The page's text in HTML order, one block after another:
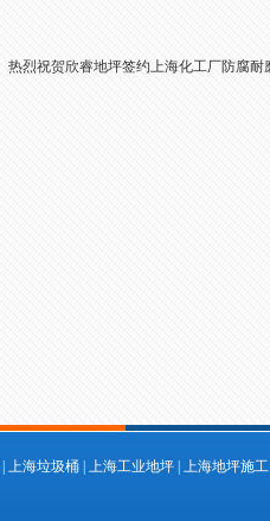
热烈祝贺欣睿地坪签约上海化工厂防腐耐
上海垃圾桶 上海工业地坪 上海地坪施工